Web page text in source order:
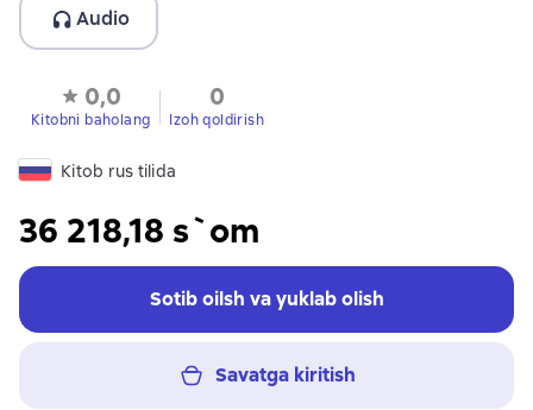
Audio
0,0
Kitobni baholang
0
Izoh qoldirish
Kitob rus tilida
36 218,18 s`om
Sotib oilsh va yuklab olish
Savatga kiritish